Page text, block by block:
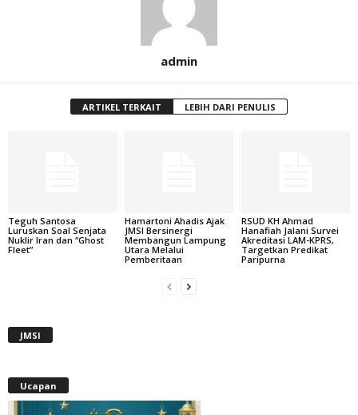
admin
ARTIKEL TERKAIT LEBIH DARI PENULIS
Teguh Santosa
Luruskan Soal Senjata
Nuklir Iran dan “Ghost
Fleet”
Hamartoni Ahadis Ajak
JMSI Bersinergi
Membangun Lampung
Utara Melalui
Pemberitaan
RSUD KH Ahmad
Hanafiah Jalani Survei
Akreditasi LAM-KPRS,
Targetkan Predikat
Paripurna
JMSI
Ucapan